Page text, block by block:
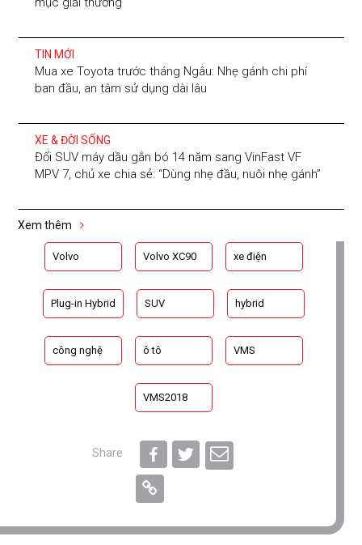
TIN MỚI
Mua xe Toyota trước tháng Ngâu: Nhẹ gánh chi phí
ban đầu, an tâm sử dụng dài lâu
XE & ĐỜI SỐNG
Đổi SUV máy dầu gắn bó 14 năm sang VinFast VF
MPV 7, chủ xe chia sẻ: “Dùng nhẹ đầu, nuôi nhẹ gánh”
Xem thêm
Volvo Volvo XC90 xe điện
Plug-in Hybrid SUV hybrid
công nghệ ô tô VMS
VMS2018
Share